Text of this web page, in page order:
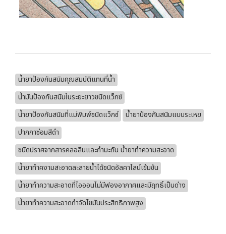
น้ำยาป้องกันสนิมคุณสมบัติแทนที่น้ำ
น้ำมันป้องกันสนิมในระยะยาวชนิดแว็กซ์
น้ำยาป้องกันสนิมที่แม่พิมพ์ชนิดแว็กซ์
น้ำยาป้องกันสนิมแบบระเหย
ปากกาซ่อมสีดำ
ชนิดปราศจากสารคลอลีนและกำมะถัน น้ำยาทำความสะอาด
น้ำยาทำคงามสะอาดละลายน้ำได้ชนิดอัลคาไลน์เข้มข้น
น้ำยาทำความสะอาดที่ไอออนไม่มีฟองอากาศและมีฤทธิ์เป็นด่าง
น้ำยาทำความสะอาดกำจัดไขมันประสิทธิภาพสูง